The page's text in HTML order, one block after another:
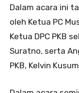
Dalam acara ini
oleh Ketua PC
Ketua DPC PKB
Suratno, serta
PKB, Kelvin